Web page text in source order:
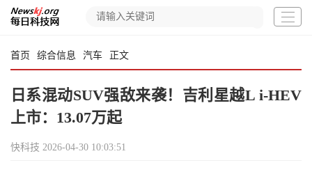
首页 综合信息 汽车 正文
日系混动SUV强敌来袭！吉利星越L i-HEV
上市：13.07万起
快科技 2026-04-30 10:03:51